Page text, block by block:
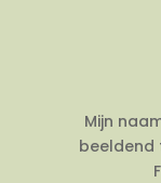
Mijn
beeldend